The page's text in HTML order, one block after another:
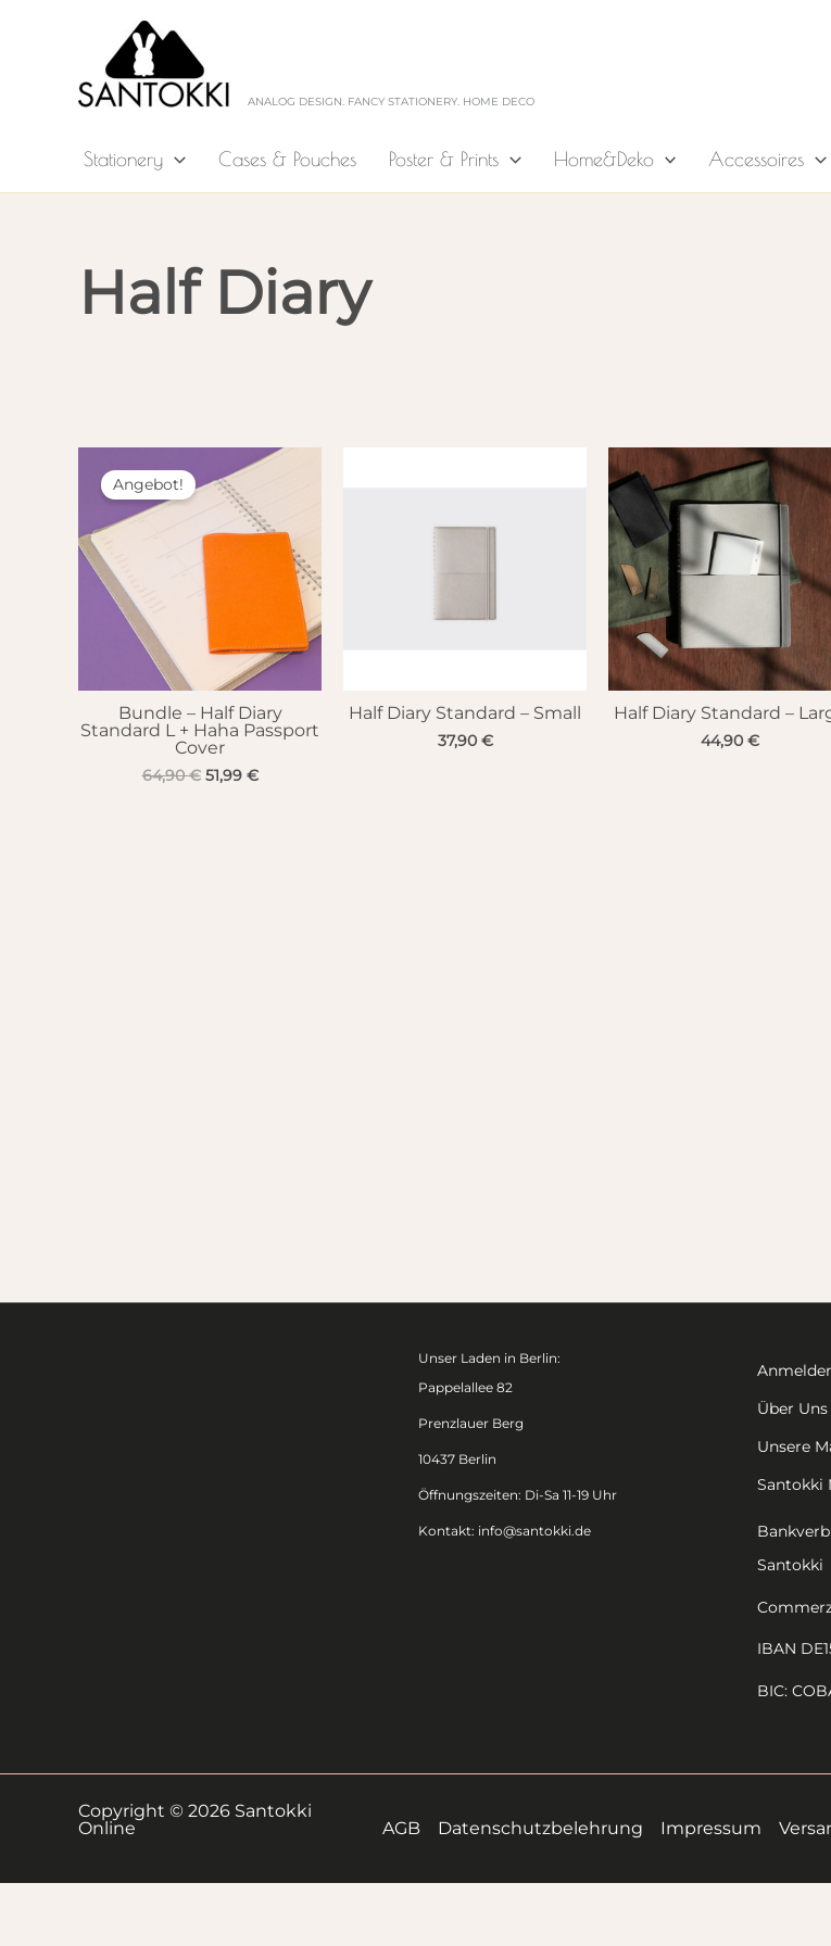
ANALOG DESIGN. FANCY STATIONERY. HOME DECO
Stationery Cases & Pouches Poster & Prints Home&Deko Accessoires
Half Diary
Angebot!
Bundle – Half Diary
Standard L + Haha Passport
Cover
64,90€ Ursprünglicher
51,99 €Aktueller
Half Diary Standard – Small
37,90 €
Half Diary Standard –
44,90 €
Unser Laden in Berlin:
Pappelallee 82
Prenzlauer Berg
10437 Berlin
Öffnungszeiten: Di-Sa 11-19 Uhr
Kontakt: info@santokki.de
Über Uns
Unsere
Santokki
Santokki
IBAN
BIC:
Copyright © 2026 Santokki
Online
AGB Datenschutzbelehrung Impressum